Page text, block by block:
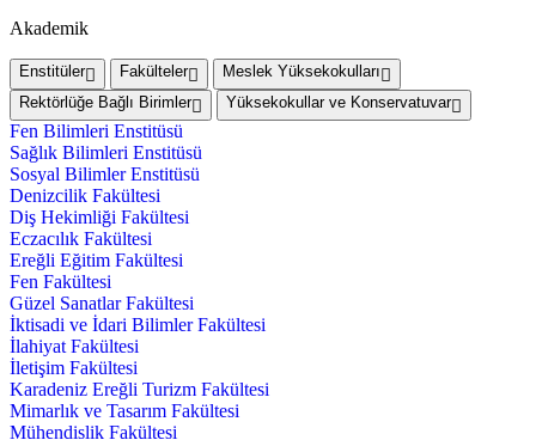
Akademik
Enstitüler Fakülteler
Meslek Yüksekokulları
Rektörlüğe Bağlı Birimler
Yüksekokullar ve Konservatuvar
Fen Bilimleri Enstitüsü
Sağlık Bilimleri Enstitüsü
Sosyal Bilimler Enstitüsü
Denizcilik Fakültesi
Diş Hekimliği Fakültesi
Eczacılık Fakültesi
Ereğli Eğitim Fakültesi
Fen Fakültesi
Güzel Sanatlar Fakültesi
İktisadi ve İdari Bilimler Fakültesi
İlahiyat Fakültesi
İletişim Fakültesi
Karadeniz Ereğli Turizm Fakültesi
Mimarlık ve Tasarım Fakültesi
Mühendislik Fakültesi